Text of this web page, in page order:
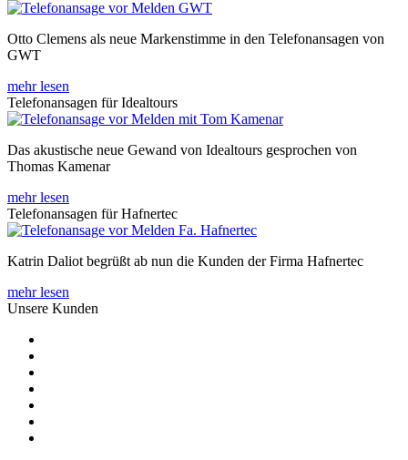
Otto Clemens als neue Markenstimme in den Telefonansagen von
GWT
mehr lesen
Telefonansagen für Idealtours
Das akustische neue Gewand von Idealtours gesprochen von
Thomas Kamenar
mehr lesen
Telefonansagen für Hafnertec
Katrin Daliot begrüßt ab nun die Kunden der Firma Hafnertec
mehr lesen
Unsere Kunden